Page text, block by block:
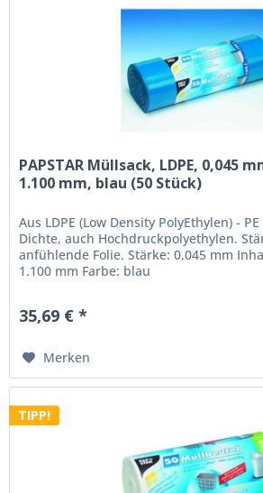
PAPSTAR Müllsack, LDPE, 0,045
1.100 mm, blau (50 Stück)
Aus LDPE (Low Density PolyEthylen) -
Dichte, auch Hochdruckpolyethylen.
anfühlende Folie. Stärke: 0,045 mm
1.100 mm Farbe: blau
35,69 € *
Merken
TIPP!